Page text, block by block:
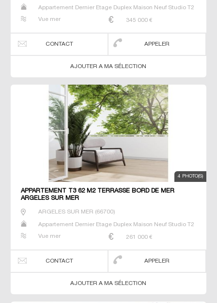
Appartement Dernier Etage Duplex Maison Neuf Studio T2
Vue mer
345 000 €
CONTACT APPELER
AJOUTER A MA SÉLECTION
4 PHOTO(S)
APPARTEMENT T3 62 M2 TERRASSE BORD DE MER
ARGELES SUR MER
ARGELES SUR MER (66700)
Appartement Dernier Etage Duplex Maison Neuf Studio T2
Vue mer
261 000 €
CONTACT APPELER
AJOUTER A MA SÉLECTION